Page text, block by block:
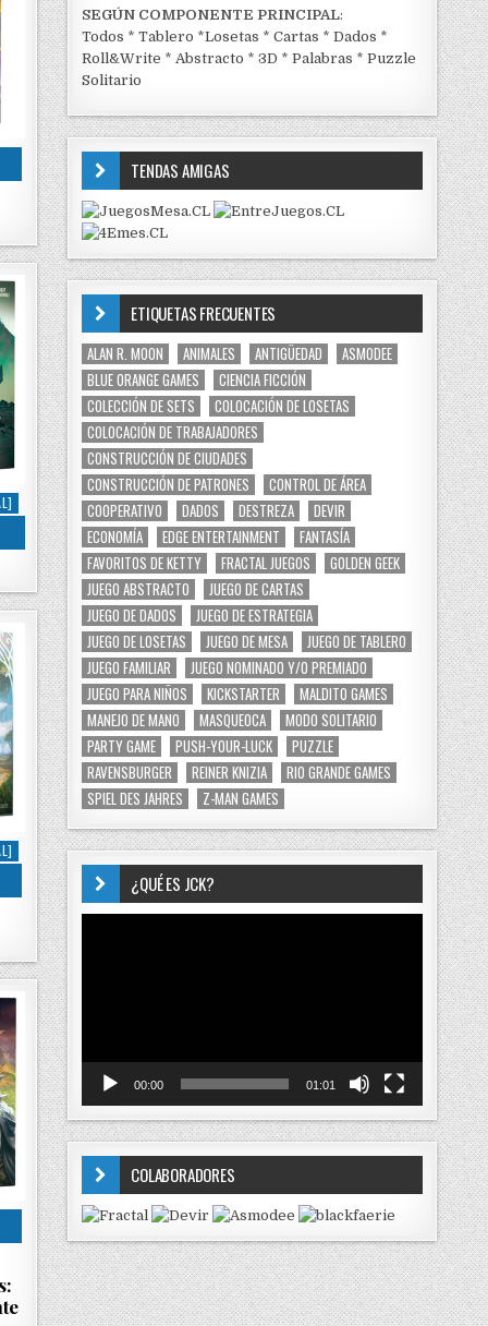
SEGÚN COMPONENTE PRINCIPAL:
Todos *Tablero *Losetas *Cartas *Dados *
Roll&Write *Abstracto *3D *Palabras *Puzzle
Solitario
TENDAS AMIGAS
ETIQUETAS FRECUENTES
ALAN R. MOON ANIMALES ANTIGÜEDAD
ASMODEE
BLUE ORANGE GAMES
CIENCIA FICCIÓN
COLECCIÓN DE SETS
COLOCACIÓN DE LOSETAS
COLOCACIÓN DE TRABAJADORES
CONSTRUCCIÓN DE CIUDADES
CONSTRUCCIÓN DE PATRONES
CONTROL DE ÁREA
COOPERATIVO
DADOS DESTREZA
DEVIR
ECONOMÍA
EDGE ENTERTAINMENT
FANTASÍA
FAVORITOS DE KETTY
FRACTAL JUEGOS
GOLDEN GEEK
JUEGO ABSTRACTO
JUEGO DE CARTAS
JUEGO DE DADOS
JUEGO DE ESTRATEGIA
JUEGO DE LOSETAS
JUEGO DE MESA
JUEGO DE TABLERO
JUEGO FAMILIAR
JUEGO NOMINADO Y/O PREMIADO
JUEGO PARA NIÑOS
KICKSTARTER
MALDITO GAMES
MANEJO DE MANO
MASQUEOCA
MODO SOLITARIO
PARTY GAME
PUSH-YOUR-LUCK
PUZZLE
RAVENSBURGER
REINER KNIZIA
RIO GRANDE GAMES
SPIEL DES JAHRES
Z-MAN GAMES
¿QUÉ ES JCK?
00:00 01:01
COLABORADORES